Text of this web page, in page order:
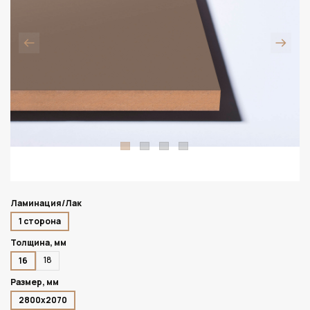
Ламинация/Лак
1 сторона
Толщина, мм
16
18
Размер, мм
2800х2070